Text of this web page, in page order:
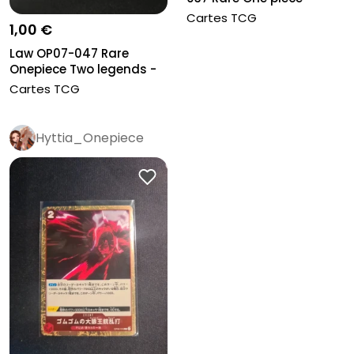
1,00 €
Law OP07-047 Rare
Onepiece Two legends -
Neuve
Cartes TCG
Neuve
Cartes TCG
Hyttia_Onepiece